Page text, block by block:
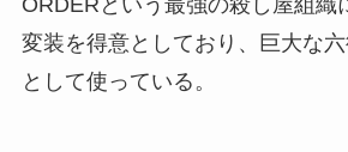
ORDERという最強の殺し屋組織
変装を得意としており、巨大な
として使っている。